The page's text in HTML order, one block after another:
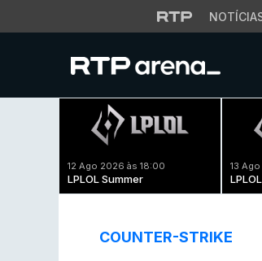
12 Ago 2026 às 18:00
LPLOL Summer
13
COUNTER-STRIKE